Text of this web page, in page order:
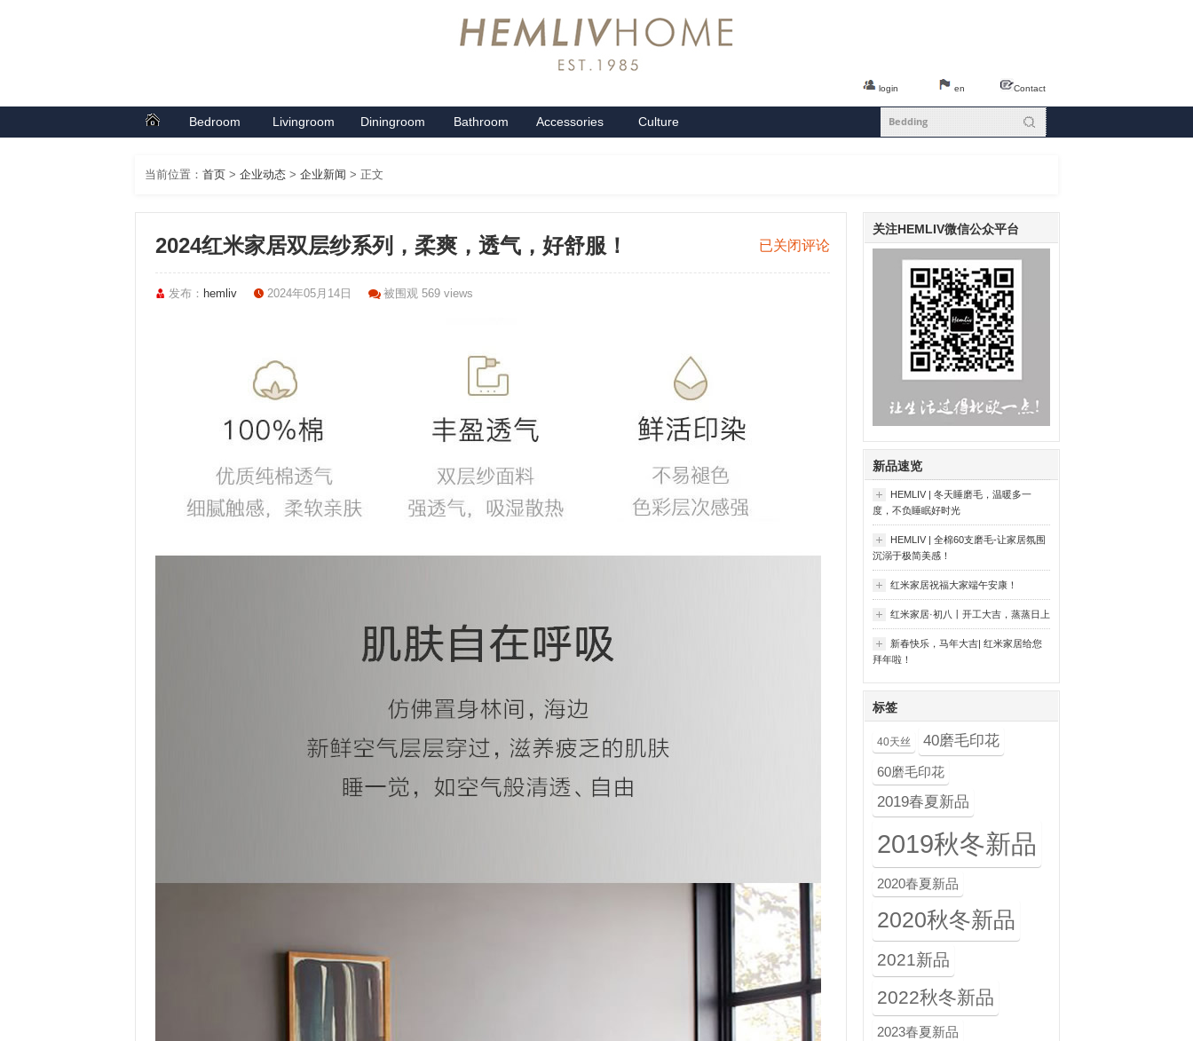
Contact
en
login
Bedroom Livingroom Diningroom Bathroom Accessories Culture
当前位置： 首页 > 企业动态 > 企业新闻 > 正文
2024
红
已关闭评论
2024红米家居双层纱系列，柔爽，透气，好舒服！
发布： hemliv 2024年05月14日 被围观 569 views
关注HEMLIV微信公众平台
新品速览
HEMLIV | 冬天睡磨毛，温暖多一
度，不负睡眠好时光
HEMLIV | 全棉60支磨毛-让家居氛围
沉溺于极简美感！
红米家居祝福大家端午安康！
红米家居·初八丨开工大吉，蒸蒸日上
新春快乐，马年大吉| 红米家居给您
拜年啦！
标签
40天丝 40磨毛印花
60磨毛印花
2019春夏新品
2019秋冬新品
2020春夏新品
2020秋冬新品
2021新品
2022秋冬新品
2023春夏新品